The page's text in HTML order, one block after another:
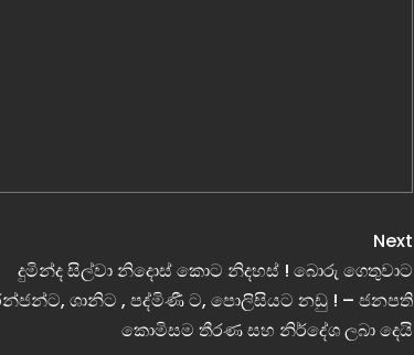
Next
දුමින්ද සිල්වා නිදොස් කොට නිදහස් ! බොරු ගෙතුවාට
ශානිට , පද්මිණී ට, පොලිසියට නඩු ! – ජනපති
කොමිසම තීරණ සහ නිර්දේශ ලබා දෙයි